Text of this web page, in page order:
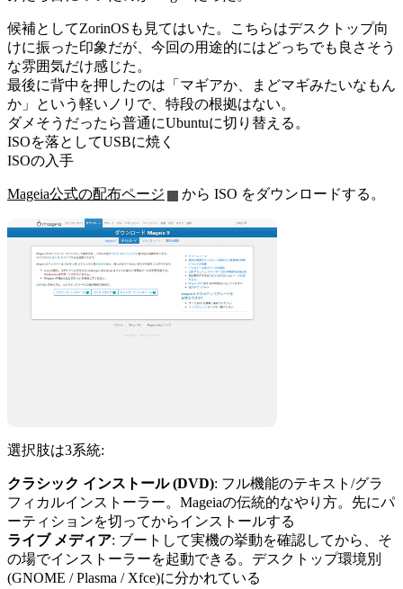
候補としてZorinOSも見てはいた。こちらはデスクトップ向
けに振った印象だが、今回の用途的にはどっちでも良さそう
な雰囲気だけ感じた。
最後に背中を押したのは「マギアか、まどマギみたいなもん
か」という軽いノリで、特段の根拠はない。
ダメそうだったら普通にUbuntuに切り替える。
ISOを落としてUSBに焼く
ISOの入手
Mageia公式の配布ページ から ISO をダウンロードする。
選択肢は3系統:
クラシック インストール (DVD): フル機能のテキスト/グラ
フィカルインストーラー。Mageiaの伝統的なやり方。先にパ
ーティションを切ってからインストールする
ライブ メディア: ブートして実機の挙動を確認してから、そ
の場でインストーラーを起動できる。デスクトップ環境別
(GNOME / Plasma / Xfce)に分かれている